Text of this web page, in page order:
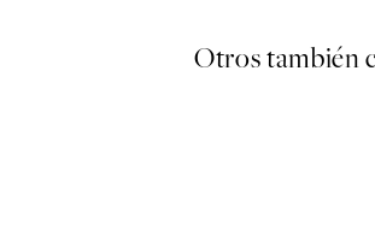
Otros también